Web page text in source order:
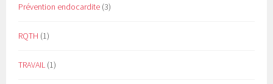
Prévention endocardite (3)
RQTH (1)
TRAVAIL (1)